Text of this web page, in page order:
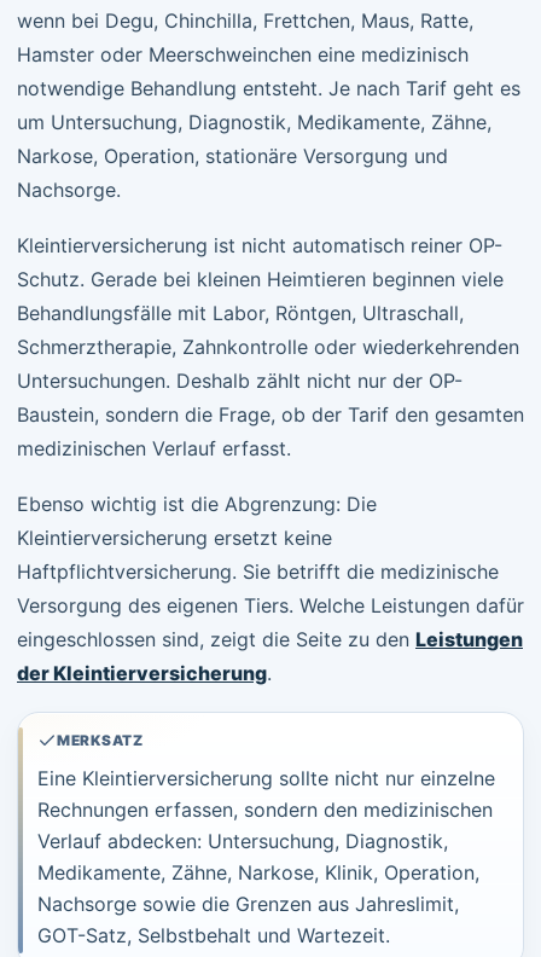
wenn bei Degu, Chinchilla, Frettchen, Maus, Ratte,
Hamster oder Meerschweinchen eine medizinisch
notwendige Behandlung entsteht. Je nach Tarif geht es
um Untersuchung, Diagnostik, Medikamente, Zähne,
Narkose, Operation, stationäre Versorgung und
Nachsorge.
Kleintierversicherung ist nicht automatisch reiner OP-
Schutz. Gerade bei kleinen Heimtieren beginnen viele
Behandlungsfälle mit Labor, Röntgen, Ultraschall,
Schmerztherapie, Zahnkontrolle oder wiederkehrenden
Untersuchungen. Deshalb zählt nicht nur der OP-
Baustein, sondern die Frage, ob der Tarif den gesamten
medizinischen Verlauf erfasst.
Ebenso wichtig ist die Abgrenzung: Die
Kleintierversicherung ersetzt keine
Haftpflichtversicherung. Sie betrifft die medizinische
Versorgung des eigenen Tiers. Welche Leistungen dafür
eingeschlossen sind, zeigt die Seite zu den Leistungen
der Kleintierversicherung.
MERKSATZ
Eine Kleintierversicherung sollte nicht nur einzelne
Rechnungen erfassen, sondern den medizinischen
Verlauf abdecken: Untersuchung, Diagnostik,
Medikamente, Zähne, Narkose, Klinik, Operation,
Nachsorge sowie die Grenzen aus Jahreslimit,
GOT-Satz, Selbstbehalt und Wartezeit.